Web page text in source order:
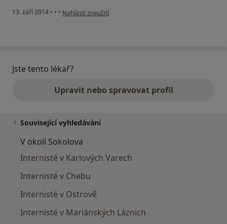
13. září 2014 • • • podle názoru uživatele Váš účet byl odstraněn
Nahlásit zneužití
Jste tento lékař?
Upravit nebo spravovat profil
Související vyhledávání
V okolí Sokolova
Internisté v Karlových Varech
Internisté v Chebu
Internisté v Ostrově
Internisté v Mariánských Lázních